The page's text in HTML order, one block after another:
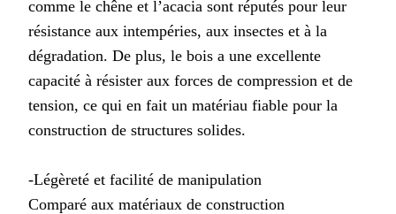
comme le chêne et l’acacia sont réputés pour leur
résistance aux intempéries, aux insectes et à la
dégradation. De plus, le bois a une excellente
capacité à résister aux forces de compression et de
tension, ce qui en fait un matériau fiable pour la
construction de structures solides.
-Légèreté et facilité de manipulation
Comparé aux matériaux de construction